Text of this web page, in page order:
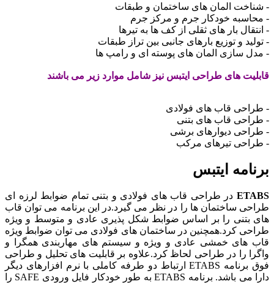
المان های ساختمان و طبقات
خودکار جرم و مرکز جرم
بار های ثقلی از کف ها به تیرها
و توزیع بارهای جانبی بین تراز طبقات
سازی المان های پوسته ای و رامپ ها
های طراحی ایتبس نیز شامل موارد زیر می باشند
قاب های فولادی
قاب های بتنی
دیوارهای برشی
تیرهای مرکب
ایتبس
در طراحی قاب های فولادی و بتنی تمام ضوابط لرزه ای
ساختمان ها را در نظر می گیرد.در این برنامه می توان قاب
بتنی را بر اساس ضوابط شکل پذیری عادی و متوسط و ویژه
کرد.همچنین در ساختمان های فولادی می توان ضوابط ویژه
های خمشی عادی و ویژه و سیستم های مهاربندی همگرا و
را در طراحی لحاظ کرد.علاوه بر قابلیت های تحلیل و طراحی
فوق برنامه ETABS ارتباط دو طرفه کاملی با نرم افزارهای دیگر
دارا می باشد. برنامه ETABS به طور خودکار فایل ورودی SAFE را